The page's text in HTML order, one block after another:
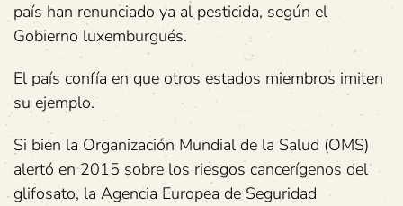
país han renunciado ya al pesticida, según el
Gobierno luxemburgués.
El país confía en que otros estados miembros imiten
su ejemplo.
Si bien la Organización Mundial de la Salud (OMS)
alertó en 2015 sobre los riesgos cancerígenos del
glifosato, la Agencia Europea de Seguridad